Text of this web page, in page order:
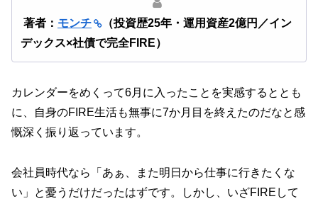
著者： モンチ
（投資歴25年・運用資産2億円／イン
デックス×社債で完全FIRE）
カレンダーをめくって6月に入ったことを実感するととも
に、自身のFIRE生活も無事に7か月目を終えたのだなと感
慨深く振り返っています。
会社員時代なら「あぁ、また明日から仕事に行きたくな
い」と憂うだけだったはずです。しかし、いざFIREして